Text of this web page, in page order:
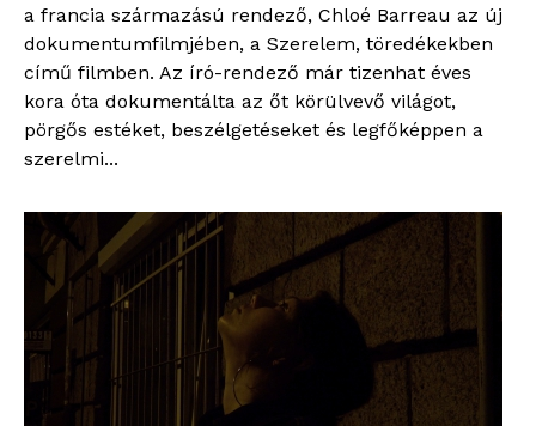
a francia származású rendező, Chloé Barreau az új
dokumentumfilmjében, a Szerelem, töredékekben
című filmben. Az író-rendező már tizenhat éves
kora óta dokumentálta az őt körülvevő világot,
pörgős estéket, beszélgetéseket és legfőképpen a
szerelmi...